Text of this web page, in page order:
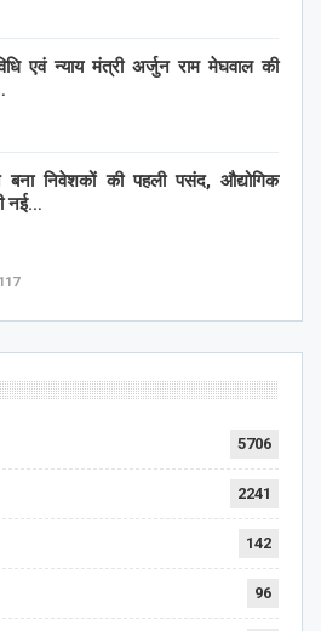
एवं न्याय मंत्री अर्जुन राम मेघवाल की
बना निवेशकों की पहली पसंद, औद्योगिक
नई…
5706
2241
142
96